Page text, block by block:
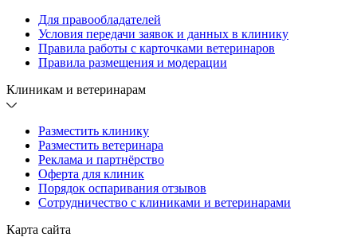
Для правообладателей
Условия передачи заявок и данных в клинику
Правила работы с карточками ветеринаров
Правила размещения и модерации
Клиникам и ветеринарам
Разместить клинику
Разместить ветеринара
Реклама и партнёрство
Оферта для клиник
Порядок оспаривания отзывов
Сотрудничество с клиниками и ветеринарами
Карта сайта